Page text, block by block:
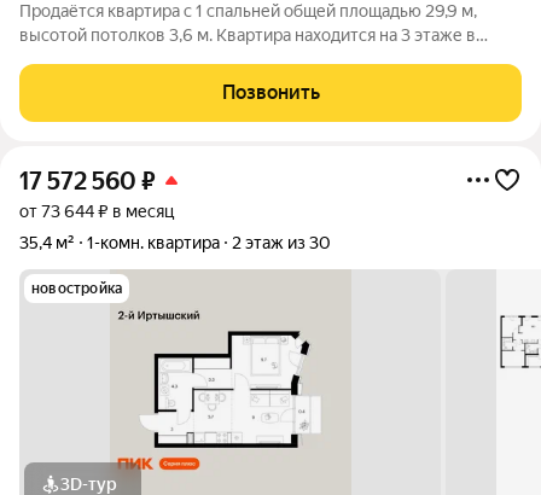
Продаётся квартира с 1 спальней общей площадью 29,9 м,
высотой потолков 3,6 м. Квартира находится на 3 этаже в
«Зиккурат Преображенский» расположен в тихом зелёном
районе, где сохранилась
Позвонить
17 572 560 ₽
от 73 644 ₽ в месяц
35,4 м²
1-комн. квартира 2 этаж из 30
новостройка
3D-тур